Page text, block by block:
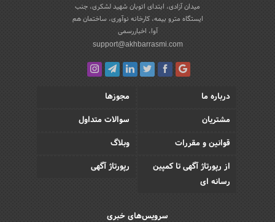
میدان آزادی، ابتدای اتوبان شهید لشکری، جنب
ایستگاه مترو بیمه، کارخانه نوآوری، ساختمان هم
آوا، اخباررسمی
support@akhbarrasmi.com
درباره ما
مجوزها
مشتریان
سوالات متداول
قوانین و مقررات
وبلاگ
از رپورتاژ آگهی تا کمپین
رسانه ای
رپورتاژ آگهی
سرویس‌های خبری